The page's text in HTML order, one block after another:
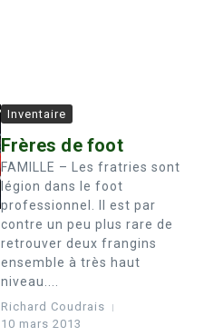
Inventaire
Frères de foot
FAMILLE – Les fratries sont
légion dans le foot
professionnel. Il est par
contre un peu plus rare de
retrouver deux frangins
ensemble à très haut
niveau....
Richard Coudrais
10 mars 2013